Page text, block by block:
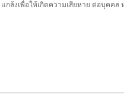
แกล้งเพื่อให้เกิดความเสียหาย ต่อบุคค